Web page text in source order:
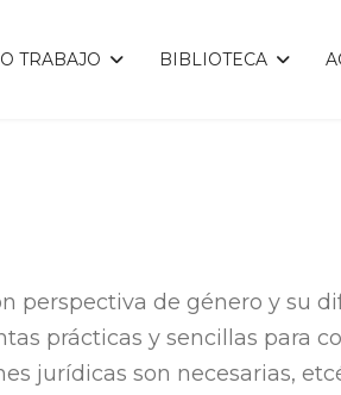
TRABAJO BIBLIOTECA
perspectiva de género y su
prácticas y sencillas para
jurídicas son necesarias,